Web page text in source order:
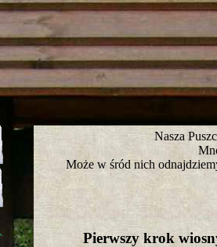
zapraszamy
Nasza
Może w śród nich
Pierwszy krok